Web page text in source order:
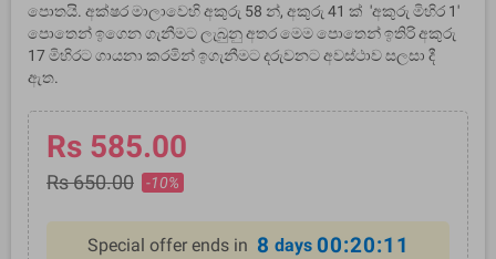
පොතයි. අක්ෂර මාලාවෙහි අකුරු 58 න්, අකුරු 41 ක් 'අකුරු මිහිර 1'
පොතෙන් ඉගෙන ගැනීම‌ට ලැබුනු අතර මෙම පොතෙන් ඉතිරි අකුරු
17 මිහිරට ගායනා කරමින් ඉගැනීමට දරුවනට අවස්ථාව සලසා දී
ඇත.
Rs 585.00
Rs 650.00 -10%
Special offer ends in 8 days 00:20:10